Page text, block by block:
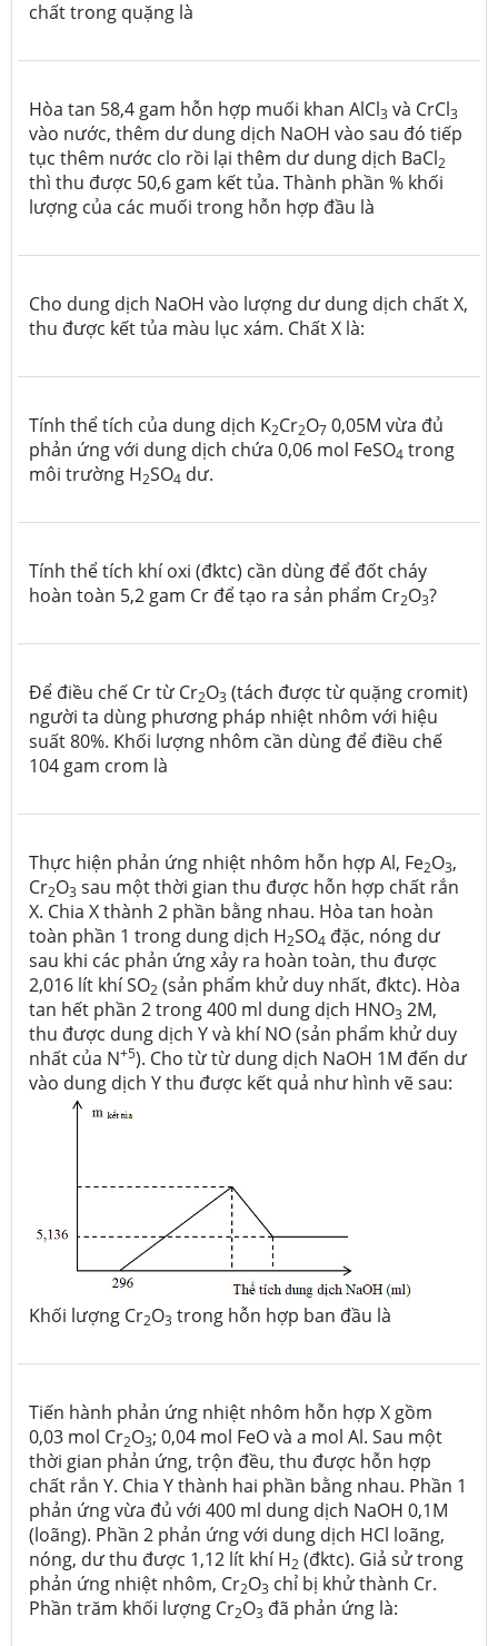
chất trong quặng là
Hòa tan 58,4 gam hỗn hợp muối khan AlCl3 và CrCl3
vào nước, thêm dư dung dịch NaOH vào sau đó tiếp
tục thêm nước clo rồi lại thêm dư dung dịch BaCl2
thì thu được 50,6 gam kết tủa. Thành phần % khối
lượng của các muối trong hỗn hợp đầu là
Cho dung dịch NaOH vào lượng dư dung dịch chất X,
thu được kết tủa màu lục xám. Chất X là:
Tính thể tích của dung dịch K2Cr2O7 0,05M vừa đủ
phản ứng với dung dịch chứa 0,06 mol FeSO4 trong
môi trường H2SO4 dư.
Tính thể tích khí oxi (đktc) cần dùng để đốt cháy
hoàn toàn 5,2 gam Cr để tạo ra sản phẩm Cr2O3?
Để điều chế Cr từ Cr2O3 (tách được từ quặng cromit)
người ta dùng phương pháp nhiệt nhôm với hiệu
suất 80%. Khối lượng nhôm cần dùng để điều chế
104 gam crom là
Thực hiện phản ứng nhiệt nhôm hỗn hợp Al, Fe2O3,
Cr2O3 sau một thời gian thu được hỗn hợp chất rắn
X. Chia X thành 2 phần bằng nhau. Hòa tan hoàn
toàn phần 1 trong dung dịch H2SO4 đặc, nóng dư
sau khi các phản ứng xảy ra hoàn toàn, thu được
2,016 lít khí SO2 (sản phẩm khử duy nhất, đktc). Hòa
tan hết phần 2 trong 400 ml dung dịch HNO3 2M,
thu được dung dịch Y và khí NO (sản phẩm khử duy
nhất của N+5). Cho từ từ dung dịch NaOH 1M đến dư
vào dung dịch Y thu được kết quả như hình vẽ sau:
Khối lượng Cr2O3 trong hỗn hợp ban đầu là
Tiến hành phản ứng nhiệt nhôm hỗn hợp X gồm
0,03 mol Cr2O3; 0,04 mol FeO và a mol Al. Sau một
thời gian phản ứng, trộn đều, thu được hỗn hợp
chất rắn Y. Chia Y thành hai phần bằng nhau. Phần 1
phản ứng vừa đủ với 400 ml dung dịch NaOH 0,1M
(loãng). Phần 2 phản ứng với dung dịch HCl loãng,
nóng, dư thu được 1,12 lít khí H2 (đktc). Giả sử trong
phản ứng nhiệt nhôm, Cr2O3 chỉ bị khử thành Cr.
Phần trăm khối lượng Cr2O3 đã phản ứng là: